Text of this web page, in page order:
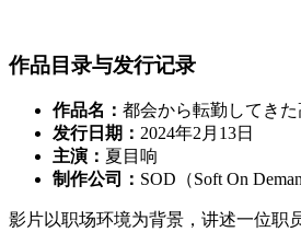
作品目录与发行记录
作品名： 都会から転勤してき
发行日期： 2024年2月13日
主演： 夏目响
制作公司： SOD（Soft On
影片以职场环境为背景，讲述一位职